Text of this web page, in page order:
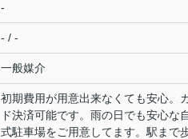
-
- / -
一般媒介
初期費用が用意出来なくても安心。
ド決済可能です。雨の日でも安心な
式駐車場をご用意してます。駅まで